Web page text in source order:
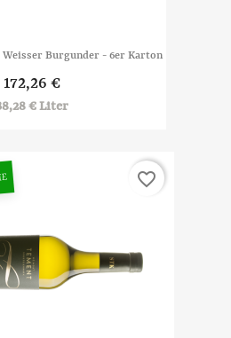
Weisser Burgunder - 6er Karton
172,26 €
€ Liter
favorite_border